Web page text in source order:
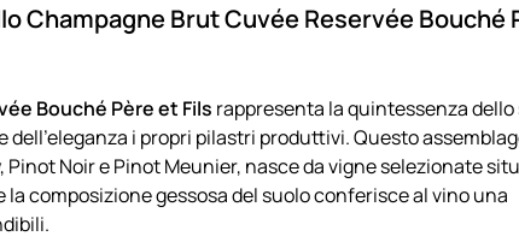
Champagne Brut Cuvée Reservée Bouché
Bouché Père et Fils rappresenta la quintessenza dello
i propri pilastri produttivi. Questo
Noir e Pinot Meunier, nasce da vigne selezionate
composizione gessosa del suolo conferisce al vino una